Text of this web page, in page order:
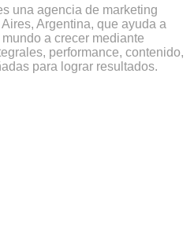
una agencia de marketing
Argentina, que ayuda a
a crecer mediante
performance, contenido,
para lograr resultados.